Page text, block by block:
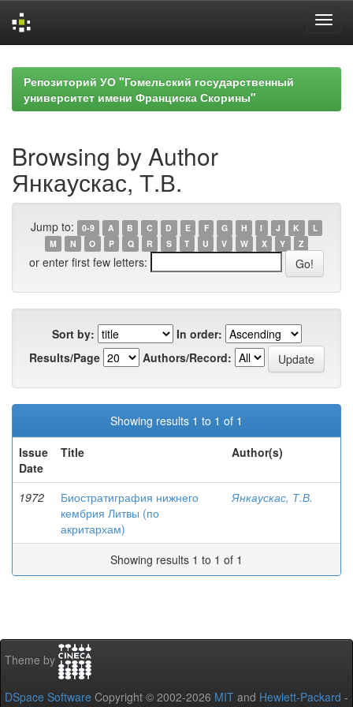
navigationРепозиторий УО "Гомельский государственный
университет имени Франциска Скорины"
Browsing by Author
Янкаускас, Т.В.
Jump to: 0-9 A B C D E F G H I J K
L
M
N O P Q R S T U V W X Y Z
or enter first few letters:
Sort by:
In order:
Results/Page
Authors/Record:
Showing results 1 to 1 of 1
Issue
Date
Title Author(s)
1972
Биостратиграфия нижнего
кембрия Литвы (по
акритархам)
Янкаускас, Т.В.
Showing results 1 to 1 of 1
Theme by
DSpace Software Copyright © 2002-2026 MIT and Hewlett-Packard -